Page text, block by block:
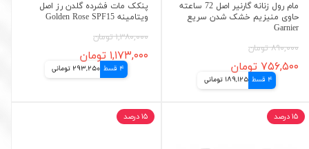
مام رول زنانه گارنیر اصل 72 ساعته
حاوی منیزیم خشک شدن سریع
Garnier
۸۹۰,۰۰۰ تومان
۷۵۶,۵۰۰ تومان
4 قسط 189,125 تومانی
پنکک مات فشرده گلدن رز اصل
ویتامینه Golden Rose SPF15
۱,۳۸۰,۰۰۰ تومان
۱,۱۷۳,۰۰۰ تومان
4 قسط 293,250 تومانی
۱۵ درصد ۱۵ درصد